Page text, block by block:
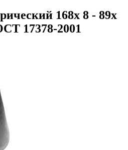
168х 8 - 89х
17378-2001